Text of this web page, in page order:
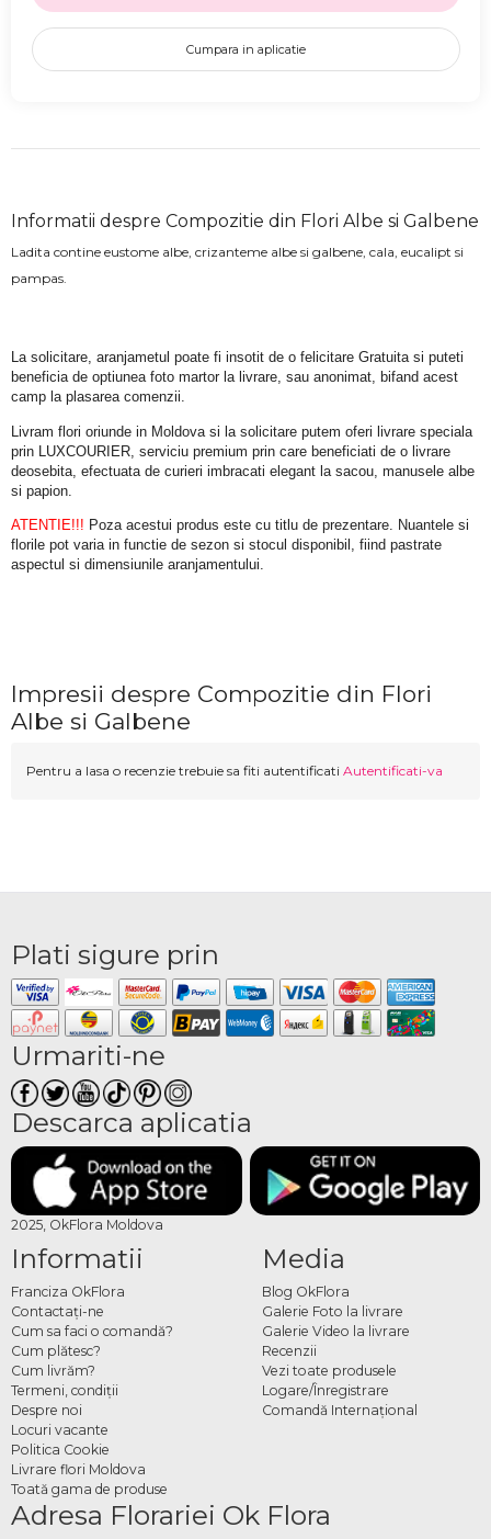
Cumpara in aplicatie
Informatii despre Compozitie din Flori Albe si Galbene
Ladita contine eustome albe, crizanteme albe si galbene, cala, eucalipt si
pampas.
La solicitare, aranjametul poate fi insotit de o felicitare Gratuita si puteti
beneficia de optiunea foto martor la livrare, sau anonimat, bifand acest
camp la plasarea comenzii.
Livram flori oriunde in Moldova si la solicitare putem oferi livrare speciala
prin LUXCOURIER, serviciu premium prin care beneficiati de o livrare
deosebita, efectuata de curieri imbracati elegant la sacou, manusele albe
si papion.
ATENTIE!!! Poza acestui produs este cu titlu de prezentare. Nuantele si
florile pot varia in functie de sezon si stocul disponibil, fiind pastrate
aspectul si dimensiunile aranjamentului.
Impresii despre Compozitie din Flori
Albe si Galbene
Pentru a lasa o recenzie trebuie sa fiti autentificati Autentificati-va
Plati sigure prin
Urmariti-ne
Descarca aplicatia
2025, OkFlora Moldova
Informatii
Franciza OkFlora
Contactaţi-ne
Cum sa faci o comandă?
Cum plătesc?
Cum livrăm?
Termeni, condiţii
Despre noi
Locuri vacante
Politica Cookie
Livrare flori Moldova
Toată gama de produse
Media
Blog OkFlora
Galerie Foto la livrare
Galerie Video la livrare
Recenzii
Vezi toate produsele
Logare/Înregistrare
Comandă Internațional
Adresa Florariei Ok Flora